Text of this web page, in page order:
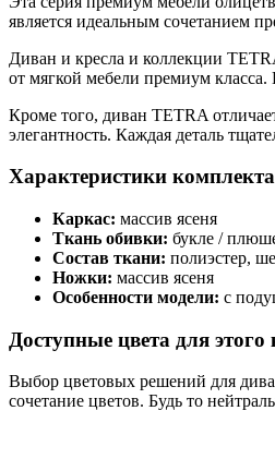
является идеальным сочетанием
Диван и кресла и коллекции
от мягкой мебели премиум класса.
Кроме того, диван TETRA
элегантность. Каждая деталь
Характеристики
Каркас: массив ясеня
Ткань обивки: букле /
Состав ткани: полиэстер,
Ножки: массив ясеня
Особенности модели: с
Доступные цвета для
Выбор цветовых решений для
сочетание цветов. Будь то